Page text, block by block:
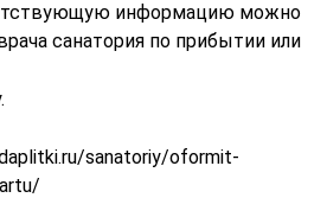
информацию можно
санатория по прибытии или
sanatoriy/oformit-